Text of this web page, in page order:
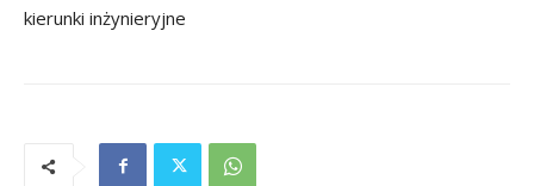
kierunki inżynieryjne